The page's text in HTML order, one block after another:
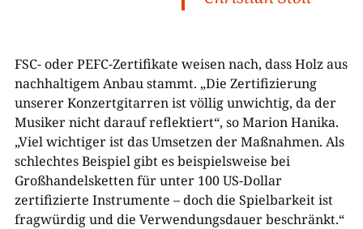
FSC- oder PEFC-Zertifikate weisen nach, dass Holz aus
nachhaltigem Anbau stammt. „Die Zertifizierung
unserer Konzertgitarren ist völlig unwichtig, da der
Musiker nicht darauf reflektiert“, so Marion Hanika.
„Viel wichtiger ist das Umsetzen der Maßnahmen. Als
schlechtes Beispiel gibt es beispielsweise bei
Großhandelsketten für unter 100 US-Dollar
zertifizierte Instrumente – doch die Spielbarkeit ist
fragwürdig und die Verwendungsdauer beschränkt.“